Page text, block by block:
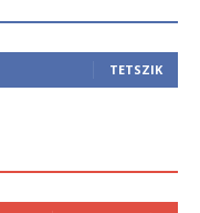
TETSZIK